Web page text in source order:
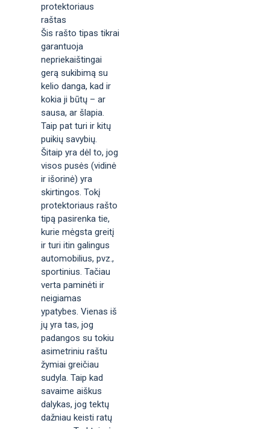
protektoriaus
raštas
Šis rašto tipas tikrai
garantuoja
nepriekaištingai
gerą sukibimą su
kelio danga, kad ir
kokia ji būtų – ar
sausa, ar šlapia.
Taip pat turi ir kitų
puikių savybių.
Šitaip yra dėl to, jog
visos pusės (vidinė
ir išorinė) yra
skirtingos. Tokį
protektoriaus rašto
tipą pasirenka tie,
kurie mėgsta greitį
ir turi itin galingus
automobilius, pvz.,
sportinius. Tačiau
verta paminėti ir
neigiamas
ypatybes. Vienas iš
jų yra tas, jog
padangos su tokiu
asimetriniu raštu
žymiai greičiau
sudyla. Taip kad
savaime aiškus
dalykas, jog tektų
dažniau keisti ratų